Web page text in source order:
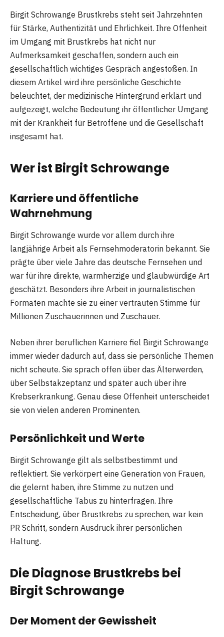
Birgit Schrowange Brustkrebs steht seit Jahrzehnten
für Stärke, Authentizität und Ehrlichkeit. Ihre Offenheit
im Umgang mit Brustkrebs hat nicht nur
Aufmerksamkeit geschaffen, sondern auch ein
gesellschaftlich wichtiges Gespräch angestoßen. In
diesem Artikel wird ihre persönliche Geschichte
beleuchtet, der medizinische Hintergrund erklärt und
aufgezeigt, welche Bedeutung ihr öffentlicher Umgang
mit der Krankheit für Betroffene und die Gesellschaft
insgesamt hat.
Wer ist Birgit Schrowange
Karriere und öffentliche
Wahrnehmung
Birgit Schrowange wurde vor allem durch ihre
langjährige Arbeit als Fernsehmoderatorin bekannt. Sie
prägte über viele Jahre das deutsche Fernsehen und
war für ihre direkte, warmherzige und glaubwürdige Art
geschätzt. Besonders ihre Arbeit in journalistischen
Formaten machte sie zu einer vertrauten Stimme für
Millionen Zuschauerinnen und Zuschauer.
Neben ihrer beruflichen Karriere fiel Birgit Schrowange
immer wieder dadurch auf, dass sie persönliche Themen
nicht scheute. Sie sprach offen über das Älterwerden,
über Selbstakzeptanz und später auch über ihre
Krebserkrankung. Genau diese Offenheit unterscheidet
sie von vielen anderen Prominenten.
Persönlichkeit und Werte
Birgit Schrowange gilt als selbstbestimmt und
reflektiert. Sie verkörpert eine Generation von Frauen,
die gelernt haben, ihre Stimme zu nutzen und
gesellschaftliche Tabus zu hinterfragen. Ihre
Entscheidung, über Brustkrebs zu sprechen, war kein
PR Schritt, sondern Ausdruck ihrer persönlichen
Haltung.
Die Diagnose Brustkrebs bei
Birgit Schrowange
Der Moment der Gewissheit